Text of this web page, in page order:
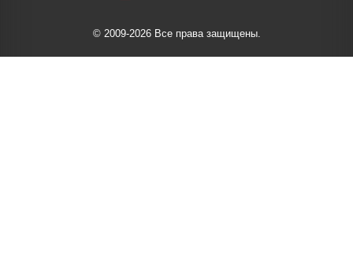
© 2009-2026 Все права защищены.